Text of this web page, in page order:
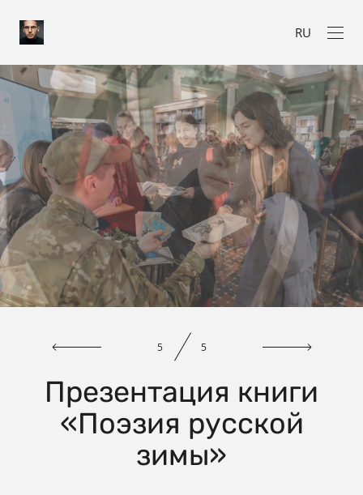
RU
1 5
Презентация книги
«Поэзия русской
зимы»